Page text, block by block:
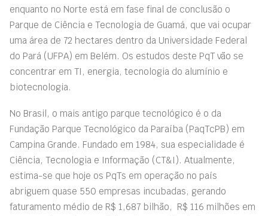
enquanto no Norte está em fase final de conclusão o
Parque de Ciência e Tecnologia de Guamá, que vai ocupar
uma área de 72 hectares dentro da Universidade Federal
do Pará (UFPA) em Belém. Os estudos deste PqT vão se
concentrar em TI, energia, tecnologia do alumínio e
biotecnologia.
No Brasil, o mais antigo parque tecnológico é o da
Fundação Parque Tecnológico da Paraíba (PaqTcPB) em
Campina Grande. Fundado em 1984, sua especialidade é
Ciência, Tecnologia e Informação (CT&I). Atualmente,
estima-se que hoje os PqTs em operação no país
abriguem quase 550 empresas incubadas, gerando
faturamento médio de R$ 1,687 bilhão, R$ 116 milhões em